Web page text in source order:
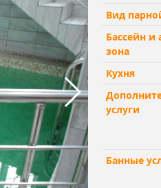
Вид
Бассейн и
зона
Кухня
услуги
Банные